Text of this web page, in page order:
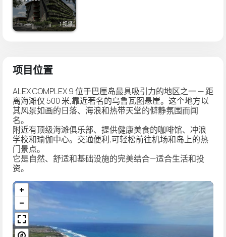
1 视频
项目位置
ALEX COMPLEX 9 位于巴厘岛最具吸引力的地区之一 — 距
离海滩仅 500 米,靠近著名的乌鲁瓦图悬崖。这个地方以
其风景如画的日落、海浪和热带天堂的僻静氛围而闻
名。
附近有顶级海滩俱乐部、提供健康美食的咖啡馆、冲浪
学校和瑜伽中心。交通便利,可轻松前往机场和岛上的热
门景点。
它是自然、舒适和基础设施的完美结合—适合生活和投
资。